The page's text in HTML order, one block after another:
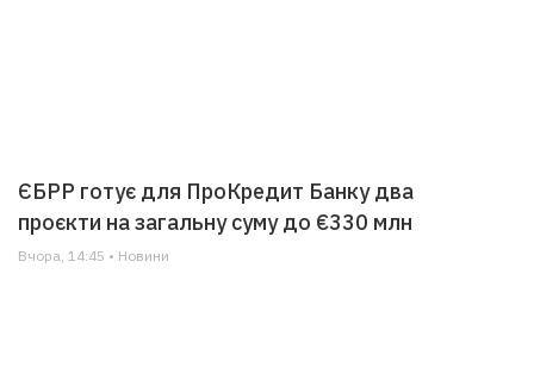
ЄБРР готує для ПроКредит Банку два
проєкти на загальну суму до €330 млн
Вчора, 14:45 • Новини